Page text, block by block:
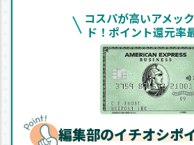
コスパが高いアメッ
ド！ポイント還元率
編集部のイチオシポ